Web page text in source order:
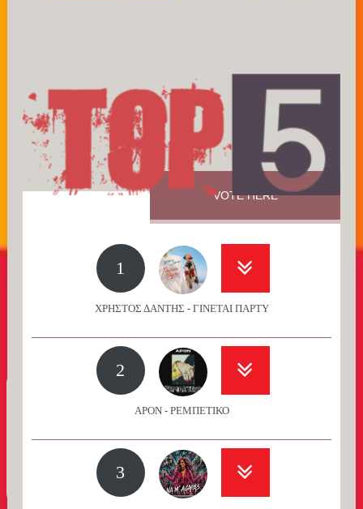
VOTE HERE
1
ΧΡΗΣΤΟΣ ΔΑΝΤΗΣ - ΓΙΝΕΤΑΙ ΠΑΡΤΥ
2
APON - ΡΕΜΠΕΤΙΚΟ
3